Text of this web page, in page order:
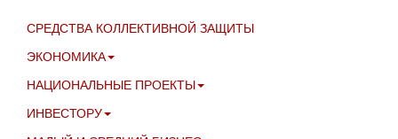
СРЕДСТВА КОЛЛЕКТИВНОЙ ЗАЩИТЫ
ЭКОНОМИКА
НАЦИОНАЛЬНЫЕ ПРОЕКТЫ
ИНВЕСТОРУ